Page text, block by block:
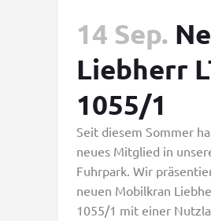
14 Sep.
Liebherr
1055/1
Seit diesem Sommer
neues Mitglied in
Fuhrpark. Wir
neuen Mobilkran
1055/1 mit einer